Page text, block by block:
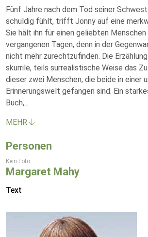
Fünf Jahre nach dem Tod seiner
schuldig fühlt, trifft Jonny auf eine
Sie hält ihn für einen geliebten Menschen
vergangenen Tagen, denn in der
nicht mehr zurechtzufinden. Die
skurrile, teils surrealistische Weise das
dieser zwei Menschen, die beide in einer
Erinnerungswelt gefangen sind. Ein
Buch,...
MEHR
Personen
Kein Foto
Margaret Mahy
Text